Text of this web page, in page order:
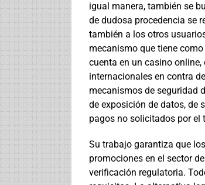
igual manera, también se
de dudosa procedencia se
también a los otros
mecanismo que tiene
cuenta en un casino
internacionales en contra
mecanismos de seguridad
de exposición de datos, de
pagos no solicitados por el
Su trabajo garantiza que
promociones en el sector
verificación regulatoria.